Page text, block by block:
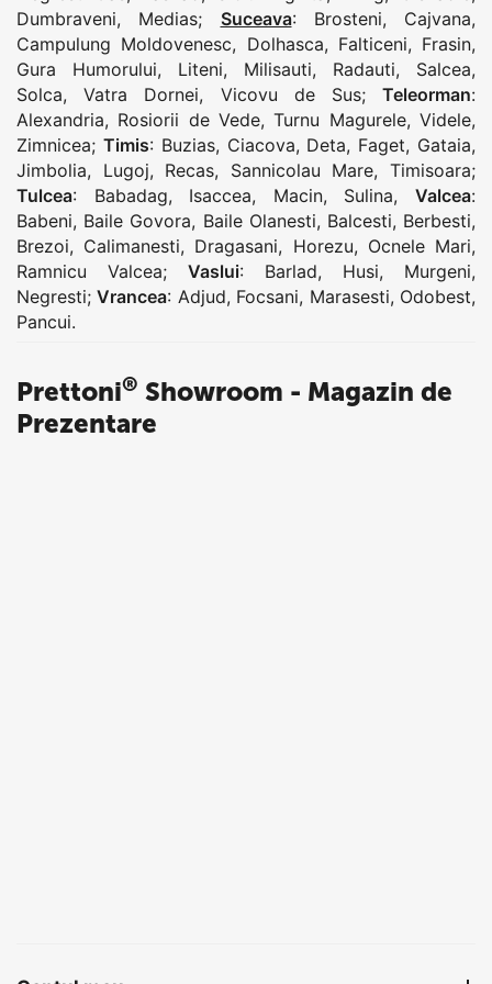
Dumbraveni, Medias; Suceava: Brosteni, Cajvana,
Campulung Moldovenesc, Dolhasca, Falticeni, Frasin,
Gura Humorului, Liteni, Milisauti, Radauti, Salcea,
Solca,Vatra Dornei, Vicovu de Sus;Teleorman:
Alexandria, Rosiorii de Vede,Turnu Magurele,Videle,
Zimnicea; Timis: Buzias, Ciacova, Deta, Faget, Gataia,
Jimbolia, Lugoj, Recas, Sannicolau Mare,Timisoara;
Tulcea: Babadag, Isaccea, Macin, Sulina,Valcea:
Babeni, Baile Govora, Baile Olanesti, Balcesti, Berbesti,
Brezoi, Calimanesti, Dragasani, Horezu, Ocnele Mari,
Ramnicu Valcea; Vaslui: Barlad, Husi, Murgeni,
Negresti;Vrancea: Adjud, Focsani, Marasesti, Odobest,
Pancui.
Prettoni® Showroom - Magazin de
Prezentare